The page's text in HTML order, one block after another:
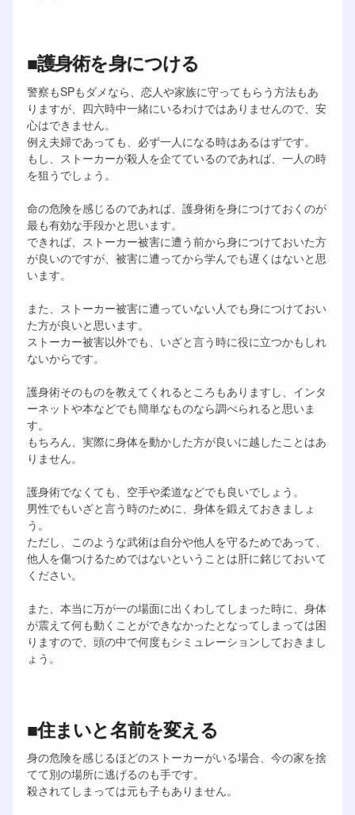
■護身術を身につける
警察もSPもダメなら、恋人や家族に守ってもらう方法もあ
りますが、四六時中一緒にいるわけではありませんので、安
心はできません。
例え夫婦であっても、必ず一人になる時はあるはずです。
もし、ストーカーが殺人を企てているのであれば、一人の時
を狙うでしょう。
命の危険を感じるのであれば、護身術を身につけておくのが
最も有効な手段かと思います。
できれば、ストーカー被害に遭う前から身につけておいた方
が良いのですが、被害に遭ってから学んでも遅くはないと思
います。
また、ストーカー被害に遭っていない人でも身につけておい
た方が良いと思います。
ストーカー被害以外でも、いざと言う時に役に立つかもしれ
ないからです。
護身術そのものを教えてくれるところもありますし、インタ
ーネットや本などでも簡単なものなら調べられると思いま
す。
もちろん、実際に身体を動かした方が良いに越したことはあ
りません。
護身術でなくても、空手や柔道などでも良いでしょう。
男性でもいざと言う時のために、身体を鍛えておきましょ
う。
ただし、このような武術は自分や他人を守るためであって、
他人を傷つけるためではないということは肝に銘じておいて
ください。
また、本当に万が一の場面に出くわしてしまった時に、身体
が震えて何も動くことができなかったとなってしまっては困
りますので、頭の中で何度もシミュレーションしておきまし
ょう。
■住まいと名前を変える
身の危険を感じるほどのストーカーがいる場合、今の家を捨
てて別の場所に逃げるのも手です。
殺されてしまっては元も子もありません。